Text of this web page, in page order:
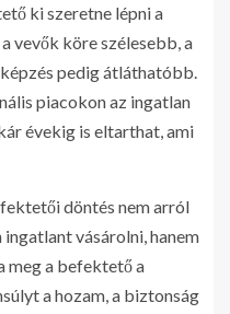
ki szeretne lépni a
vevők köre szélesebb, a
pedig átláthatóbb.
piacokon az ingatlan
évekig is eltarthat, ami
döntés nem arról
vásárolni, hanem
meg a befektető a
a hozam, a biztonság